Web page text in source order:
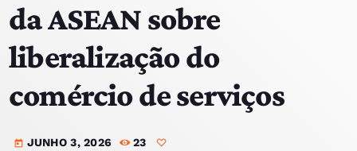
NOTÍCIAS
EQUIPA
TOP 15
PODCASTS
da ASEAN sobre
liberalização do
comércio de serviços
today JUNHO 3, 2026 23